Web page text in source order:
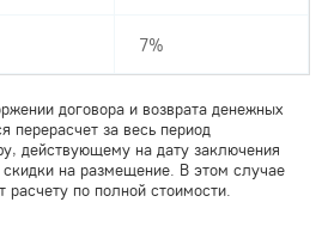
7%
договора и возврата денежных
перерасчет за весь период
действующему на дату заключения
скидки на размещение. В этом случае
расчету по полной стоимости.